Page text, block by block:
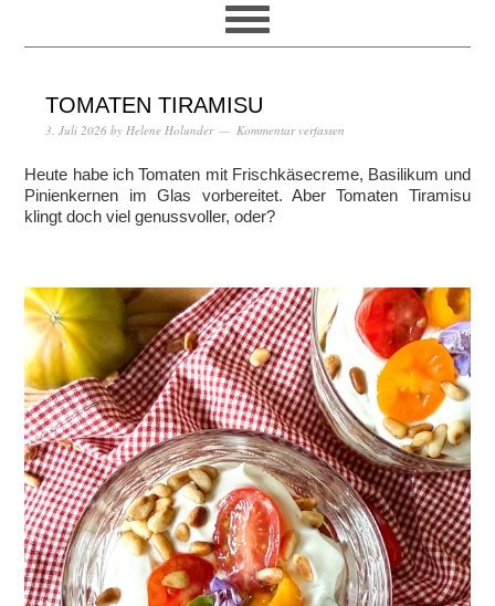
TOMATEN TIRAMISU
3. Juli 2026 by Helene Holunder Kommentar verfassen
Heute habe ich Tomaten mit Frischkäsecreme, Basilikum und
Pinienkernen im Glas vorbereitet. Aber Tomaten Tiramisu
klingt doch viel genussvoller, oder?